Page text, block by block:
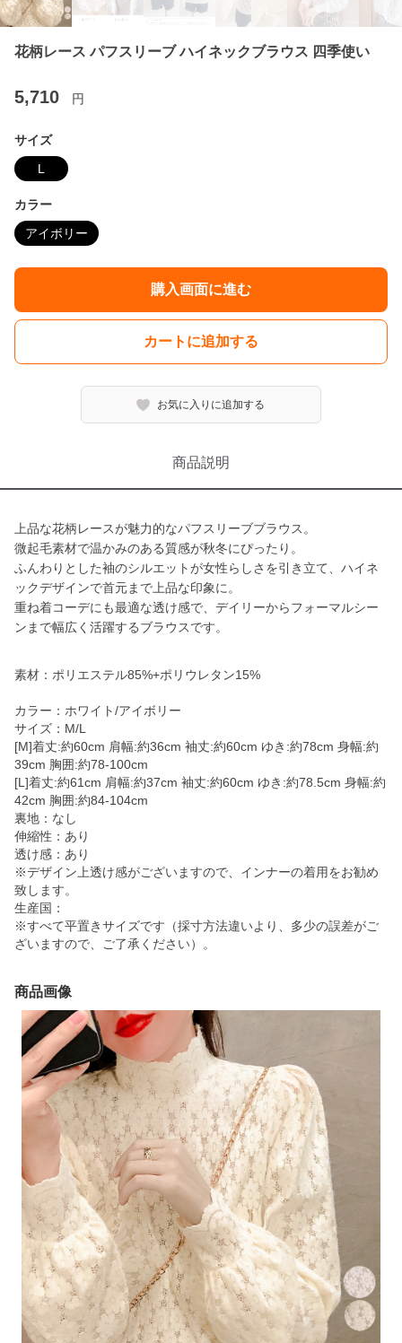
花柄レース パフスリーブ ハイネックブラウス 四季使い
5,710 円
サイズ
L
カラー
アイボリー
購入画面に進む
カートに追加する
お気に入りに追加する
商品説明
上品な花柄レースが魅力的なパフスリーブブラウス。
微起毛素材で温かみのある質感が秋冬にぴったり。
ふんわりとした袖のシルエットが女性らしさを引き立て、ハイネ
ックデザインで首元まで上品な印象に。
重ね着コーデにも最適な透け感で、デイリーからフォーマルシー
ンまで幅広く活躍するブラウスです。
素材：ポリエステル85%+ポリウレタン15%
カラー：ホワイト/アイボリー
サイズ：M/L
[M]着丈:約60cm 肩幅:約36cm 袖丈:約60cm ゆき:約78cm 身幅:約
39cm 胸囲:約78-100cm
[L]着丈:約61cm 肩幅:約37cm 袖丈:約60cm ゆき:約78.5cm 身幅:約
42cm 胸囲:約84-104cm
裏地：なし
伸縮性：あり
透け感：あり
※デザイン上透け感がございますので、インナーの着用をお勧め
致します。
生産国：
※すべて平置きサイズです（採寸方法違いより、多少の誤差がご
ざいますので、ご了承ください）。
商品画像